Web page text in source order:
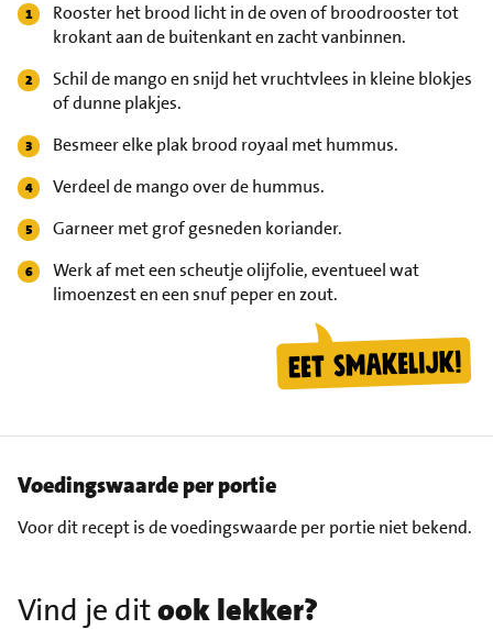
Rooster het brood licht in de oven of broodrooster tot
krokant aan de buitenkant en zacht vanbinnen.
Schil de mango en snijd het vruchtvlees in kleine blokjes
of dunne plakjes.
Besmeer elke plak brood royaal met hummus.
Verdeel de mango over de hummus.
Garneer met grof gesneden koriander.
Werk af met een scheutje olijfolie, eventueel wat
limoenzest en een snuf peper en zout.
Voedingswaarde per portie
Voor dit recept is de voedingswaarde per portie niet bekend.
Vind je ditook lekker?